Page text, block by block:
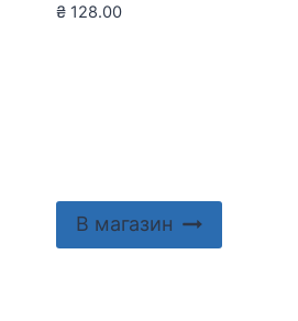
₴ 128.00
В магазин